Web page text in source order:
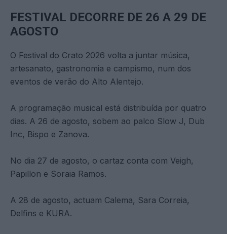
FESTIVAL DECORRE DE 26 A 29 DE
AGOSTO
O Festival do Crato 2026 volta a juntar música,
artesanato, gastronomia e campismo, num dos
eventos de verão do Alto Alentejo.
A programação musical está distribuída por quatro
dias. A 26 de agosto, sobem ao palco Slow J, Dub
Inc, Bispo e Zanova.
No dia 27 de agosto, o cartaz conta com Veigh,
Papillon e Soraia Ramos.
A 28 de agosto, actuam Calema, Sara Correia,
Delfins e KURA.